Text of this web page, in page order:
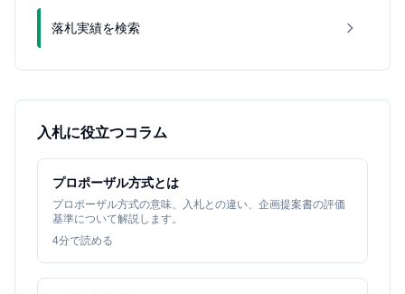
落札実績を検索
入札に役立つコラム
プロポーザル方式とは
プロポーザル方式の意味、入札との違い、企画提案書の評価
基準について解説します。
4分で読める